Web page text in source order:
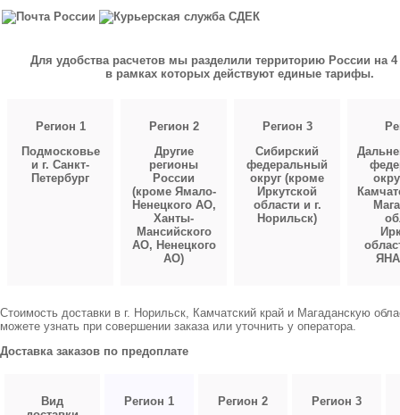
Для удобства расчетов мы разделили территорию России на 4
в рамках которых действуют единые тарифы.
Регион 1
Подмосковье
и г. Санкт-
Петербург
Регион 2
Другие
регионы
России
(кроме Ямало-
Ненецкого АО,
Ханты-
Мансийского
АО, Ненецкого
АО)
Регион 3
Сибирский
федеральный
округ (кроме
Иркутской
области и г.
Норильск)
Стоимость доставки в г. Норильск, Камчатский край и Магаданскую
можете узнать при совершении заказа или уточнить у оператора.
Доставка заказов по предоплате
Вид
Регион 1 Регион 2 Регион 3